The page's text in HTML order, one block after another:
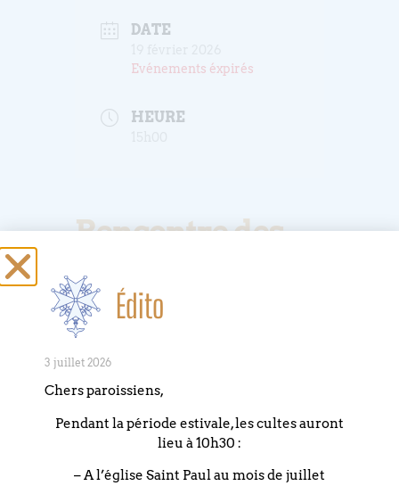
DATE
Evénements éxpirés
HEURE
Rencontre des
jeudi
1960 : un passé dépassé ? »
Laurent Ropp
Docteur en histoire moderne et
Édito
3 juillet 2026
Chers paroissiens,
Pendant la période estivale, les cultes auront
lieu à 10h30 :
– A l’église Saint Paul au mois de juillet